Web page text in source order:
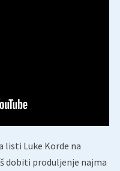
listi Luke Korde na
dobiti produljenje najma